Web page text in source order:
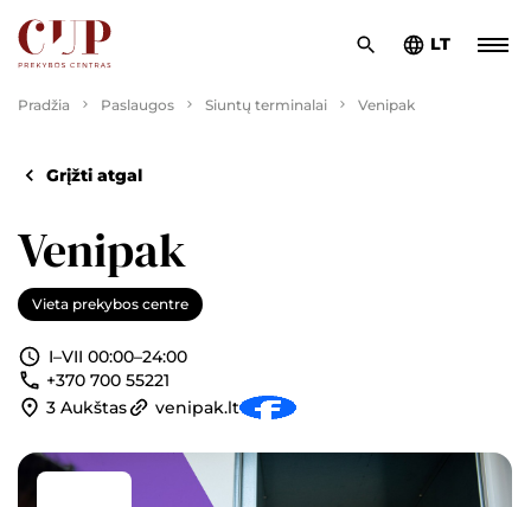
LT
Pradžia Paslaugos Siuntų terminalai Venipak
Grįžti atgal
Venipak
Vieta prekybos centre
I–VII 00:00–24:00
+370 700 55221
3 Aukštas
venipak.lt